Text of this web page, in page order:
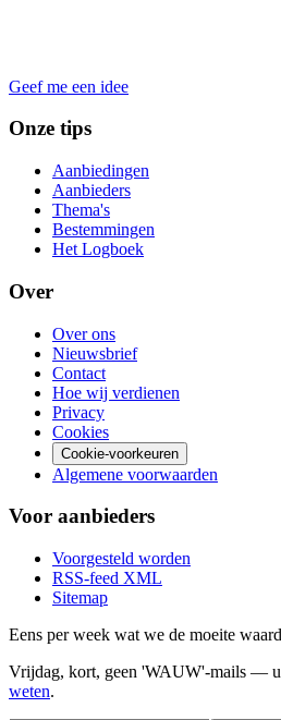
Geef me een idee
Onze tips
Aanbiedingen
Aanbieders
Thema's
Bestemmingen
Het Logboek
Over
Over ons
Nieuwsbrief
Contact
Hoe wij verdienen
Privacy
Cookies
Cookie-voorkeuren
Algemene voorwaarden
Voor aanbieders
Voorgesteld worden
RSS-feed XML
Sitemap
Eens per week wat we de moeite
Vrijdag, kort, geen 'WAUW'-mails —
weten.